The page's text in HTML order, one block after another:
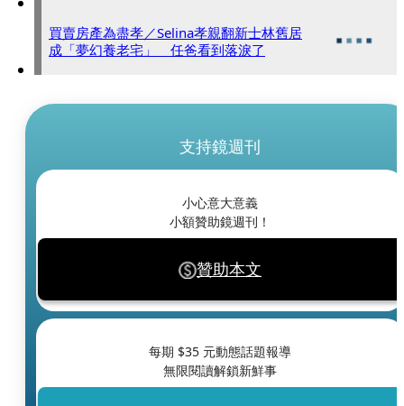
買賣房產為盡孝／Selina孝親翻新士林舊居
成「夢幻養老宅」 任爸看到落淚了
支持鏡週刊
小心意大意義
小額贊助鏡週刊！
贊助本文
每期 $35 元動態話題報導
無限閱讀解鎖新鮮事